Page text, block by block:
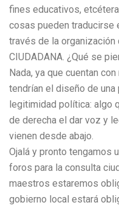
fines educativos,
cosas pueden traducirse
través de la organización
CIUDADANA. ¿Qué se
Nada, ya que cuentan
tendrían el diseño de
legitimidad política: algo
de derecha el dar voz y
vienen desde abajo.
Ojalá y pronto tengamos
foros para la consulta
maestros estaremos
gobierno local estará